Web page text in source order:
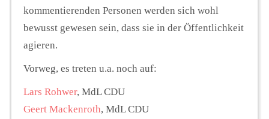
kommentierenden Personen werden sich wohl
bewusst gewesen sein, dass sie in der Öffentlichkeit
agieren.
Vorweg, es treten u.a. noch auf:
Lars Rohwer, MdL CDU
Geert Mackenroth, MdL CDU